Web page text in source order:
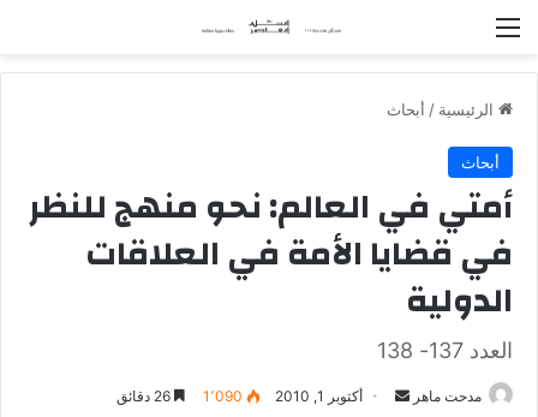
الرئيسية / أبحاث
أبحاث
أمتي في العالم: نحو منهج للنظر
في قضايا الأمة في العلاقات
الدولية
العدد 137- 138
مدحت ماهر أكتوبر 1, 2010 1٬090